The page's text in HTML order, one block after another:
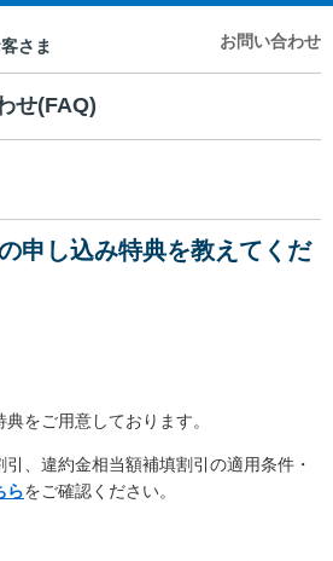
お問い合わせ
せ(FAQ)
申し込み特典を教えてくだ
をご用意しております。
、違約金相当額補填割引の適用条件・
らをご確認ください。